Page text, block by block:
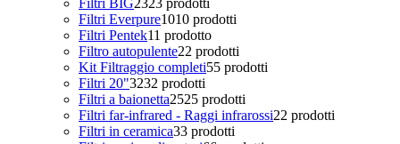
Filtri BIG2323 prodotti
Filtri Everpure1010 prodotti
Filtri Pentek11 prodotto
Filtro autopulente22 prodotti
Kit Filtraggio completi55 prodotti
Filtri 20"3232 prodotti
Filtri a baionetta2525 prodotti
Filtri far-infrared - Raggi infrarossi22 prodotti
Filtri in ceramica33 prodotti